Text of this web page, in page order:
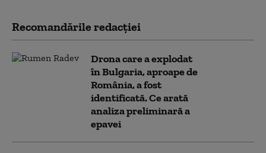
Recomandările redacţiei
Drona care a explodat
în Bulgaria, aproape de
România, a fost
identificată. Ce arată
analiza preliminară a
epavei